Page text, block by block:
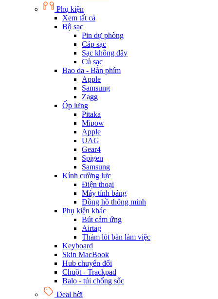
Phụ kiện
Xem tất cả
Bộ sạc
Pin dự phòng
Cáp sạc
Sạc không dây
Củ sạc
Bao da - Bàn phím
Apple
Samsung
Zagg
Ốp lưng
Pitaka
Mipow
Apple
UAG
Gear4
Spigen
Samsung
Kính cường lực
Điện thoại
Máy tính bảng
Đồng hồ thông minh
Phụ kiện khác
Bút cảm ứng
Airtag
Thảm lót bàn làm việc
Keyboard
Skin MacBook
Hub chuyển đổi
Chuột - Trackpad
Balo - túi chống sốc
Deal hời